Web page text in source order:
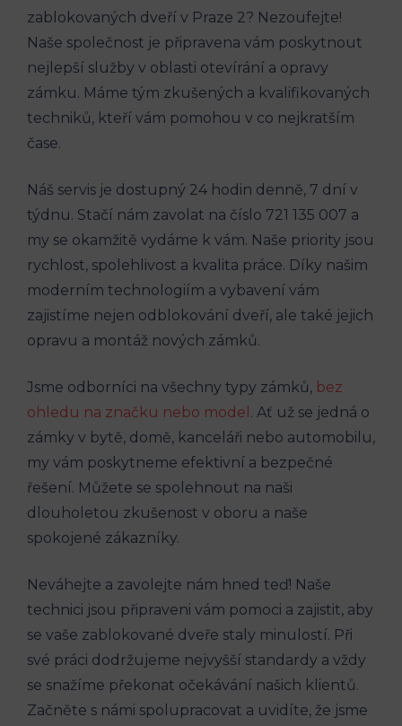
zablokovaných dveří v Praze 2? Nezoufejte!
Naše společnost je připravena vám poskytnout
nejlepší služby v oblasti otevírání a opravy
zámku. Máme tým zkušených a kvalifikovaných
techniků, kteří vám pomohou v co nejkratším
čase.
Náš servis je dostupný 24 hodin denně, 7 dní v
týdnu. Stačí nám zavolat na číslo 721 135 007 a
my se okamžitě vydáme k vám. Naše priority jsou
rychlost, spolehlivost a kvalita práce. Díky našim
moderním technologiím a vybavení vám
zajistíme nejen odblokování dveří, ale také jejich
opravu a montáž nových zámků.
Jsme odborníci na všechny typy zámků, bez
ohledu na značku nebo model . Ať už se jedná o
zámky v bytě, domě, kanceláři nebo automobilu,
my vám poskytneme efektivní a bezpečné
řešení. Můžete se spolehnout na naši
dlouholetou zkušenost v oboru a naše
spokojené zákazníky.
Neváhejte a zavolejte nám hned teď! Naše
technici jsou připraveni vám pomoci a zajistit, aby
se vaše zablokované dveře staly minulostí. Při
své práci dodržujeme nejvyšší standardy a vždy
se snažíme překonat očekávání našich klientů.
Začněte s námi spolupracovat a uvidíte, že jsme